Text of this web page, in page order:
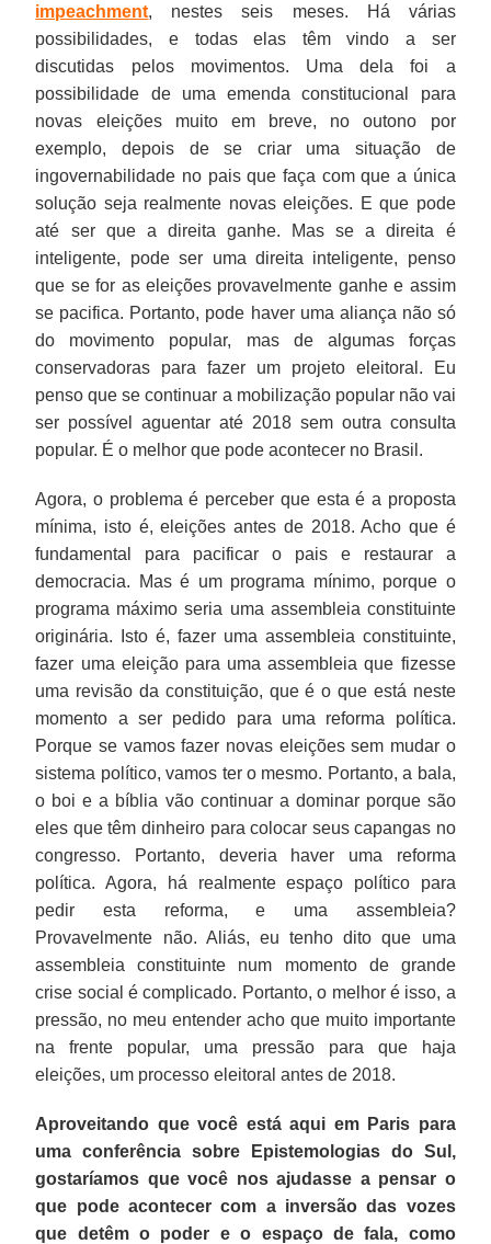
impeachment, nestes seis meses. Há várias
possibilidades, e todas elas têm vindo a ser
discutidas pelos movimentos. Uma dela foi a
possibilidade de uma emenda constitucional para
novas eleições muito em breve, no outono por
exemplo, depois de se criar uma situação de
ingovernabilidade no pais que faça com que a única
solução seja realmente novas eleições. E que pode
até ser que a direita ganhe. Mas se a direita é
inteligente, pode ser uma direita inteligente, penso
que se for as eleições provavelmente ganhe e assim
se pacifica. Portanto, pode haver uma aliança não só
do movimento popular, mas de algumas forças
conservadoras para fazer um projeto eleitoral. Eu
penso que se continuar a mobilização popular não vai
ser possível aguentar até 2018 sem outra consulta
popular. É o melhor que pode acontecer no Brasil.
Agora, o problema é perceber que esta é a proposta
mínima, isto é, eleições antes de 2018. Acho que é
fundamental para pacificar o pais e restaurar a
democracia. Mas é um programa mínimo, porque o
programa máximo seria uma assembleia constituinte
originária. Isto é, fazer uma assembleia constituinte,
fazer uma eleição para uma assembleia que fizesse
uma revisão da constituição, que é o que está neste
momento a ser pedido para uma reforma política.
Porque se vamos fazer novas eleições sem mudar o
sistema político, vamos ter o mesmo. Portanto, a bala,
o boi e a bíblia vão continuar a dominar porque são
eles que têm dinheiro para colocar seus capangas no
congresso. Portanto, deveria haver uma reforma
política. Agora, há realmente espaço político para
pedir esta reforma, e uma assembleia?
Provavelmente não. Aliás, eu tenho dito que uma
assembleia constituinte num momento de grande
crise social é complicado. Portanto, o melhor é isso, a
pressão, no meu entender acho que muito importante
na frente popular, uma pressão para que haja
eleições, um processo eleitoral antes de 2018.
Aproveitando que você está aqui em Paris para
uma conferência sobre Epistemologias do Sul,
gostaríamos que você nos ajudasse a pensar o
que pode acontecer com a inversão das vozes
que detêm o poder e o espaço de fala, como